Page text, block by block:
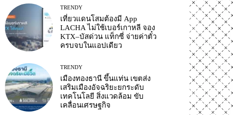
TRENDY
เที่ยวแดนโสมต้องมี App
LACHA ไม่ใช้เบอร์เกาหลี จอง
KTX–บัสด่วน แท็กซี่ จ่ายค่าตั๋ว
ครบจบในแอปเดียว
TRENDY
เมืองทองธานี ขึ้นแท่น เขตส่ง
เสริมเมืองอัจฉริยะยกระดับ
เทคโนโลยี สิ่งแวดล้อม ขับ
เคลื่อนเศรษฐกิจ